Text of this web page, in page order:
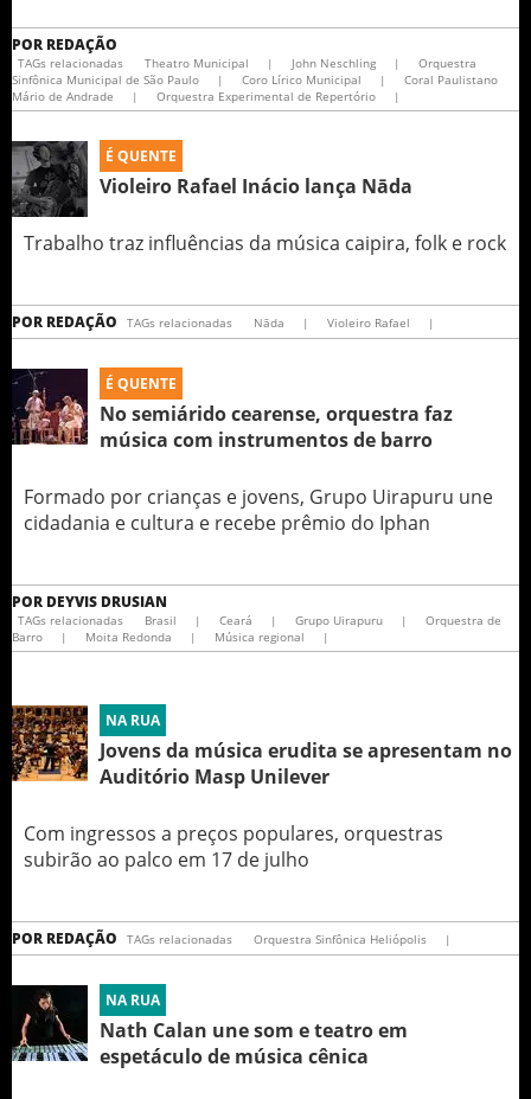
POR REDAÇÃO
TAGs relacionadas Theatro Municipal | John Neschling |
Orquestra
Sinfônica Municipal de São Paulo
| Coro Lírico Municipal |
Coral Paulistano
Mário de Andrade
| Orquestra Experimental de Repertório |
É QUENTE
Violeiro Rafael Inácio lança Nāda
Trabalho traz influências da música caipira, folk e rock
POR REDAÇÃO TAGs relacionadas Nāda | Violeiro Rafael |
É QUENTE
No semiárido cearense, orquestra faz
música com instrumentos de barro
Formado por crianças e jovens, Grupo Uirapuru une
cidadania e cultura e recebe prêmio do Iphan
POR DEYVIS DRUSIAN
TAGs relacionadas Brasil | Ceará | Grupo Uirapuru |
Orquestra de
Barro
| Moita Redonda | Música regional |
NA RUA
Jovens da música erudita se apresentam no
Auditório Masp Unilever
Com ingressos a preços populares, orquestras
subirão ao palco em 17 de julho
POR REDAÇÃO TAGs relacionadas Orquestra Sinfônica Heliópolis |
NA RUA
Nath Calan une som e teatro em
espetáculo de música cênica